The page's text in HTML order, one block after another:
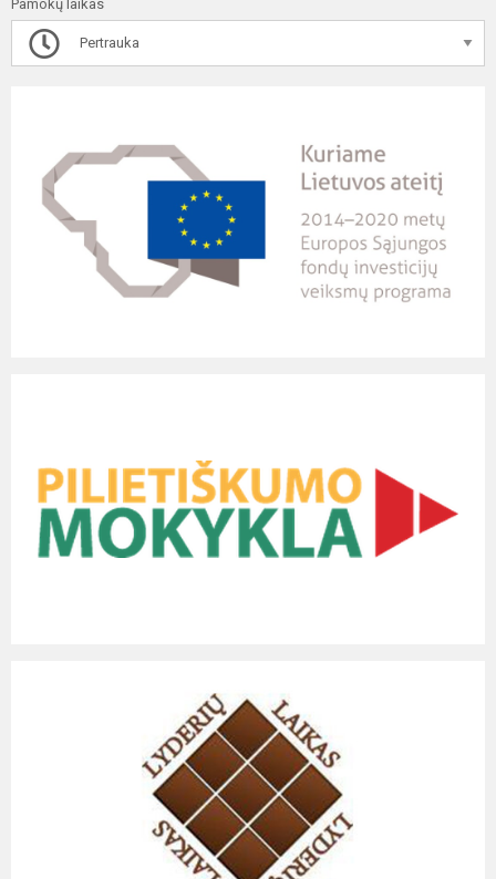
Pamokų laikas
Pertrauka